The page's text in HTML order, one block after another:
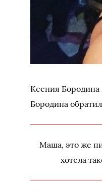
Ксения Бородина
Бородина
Маша, это же
хотела